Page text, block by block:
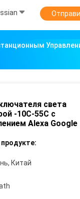
света
-10C-55C с
Alexa Google
Китай